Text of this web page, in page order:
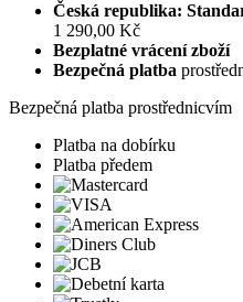
Česká republika:
1 290,00 Kč
Bezplatné vrácení zboží
Bezpečná platba
Bezpečná platba prostřednicvím
Platba na dobírku
Platba předem